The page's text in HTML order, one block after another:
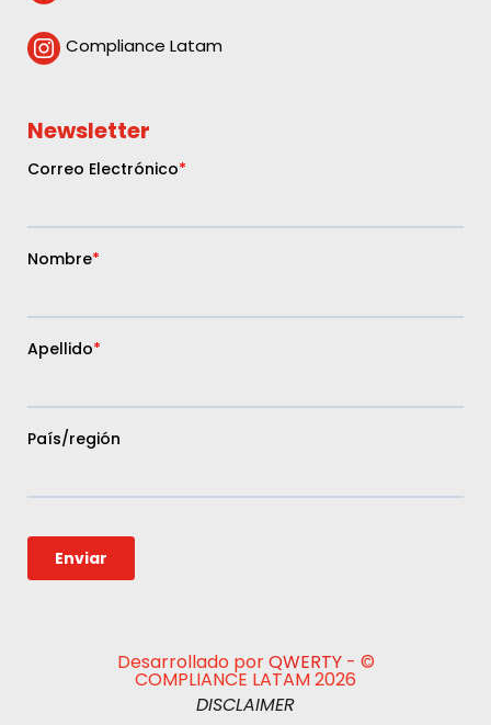
 Compliance Latam
Newsletter
Desarrollado porQWERTY- ©
COMPLIANCE LATAM 2026
DISCLAIMER